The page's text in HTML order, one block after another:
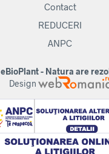
Contact
REDUCERI
ANPC
eBioPlant - Natura are
Design